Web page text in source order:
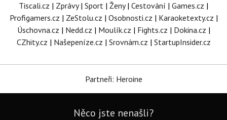
Tiscali.cz | Zprávy| Sport | Ženy| Cestování | Games.cz |
Profigamers.cz | ZeStolu.cz | Osobnosti.cz | Karaoketexty.cz |
Úschovna.cz | Nedd.cz | Moulík.cz | Fights.cz | Dokina.cz |
CZhity.cz | Našepeníze.cz | Srovnám.cz | StartupInsider.cz
Partneři: Heroine
Něco jste nenašli?